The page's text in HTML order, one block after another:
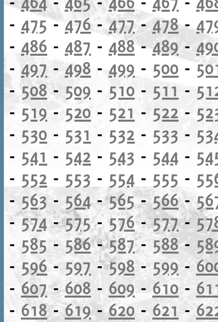
- 475-476-477-478-
- 486 - 487 - 488-489-
- 497 -498 - 499 - 500 -
-508- 509 - 510- 511 -
- 519 - 520 - 521 - 522 -
- 530 - 531 - 532 - 533 -
- 541 - 542 - 543 - 544 -
- 552 - 553 - 554 - 555 -
- 563 - 564-565-566-
-574-575-576- 577-
- 585 - 586-587- 588-
- 596 - 597 -598- 599 -
-607-608 - 609-610 -
- 618-619-620 - 621 -